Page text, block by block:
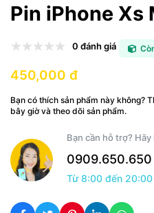
Pin iPhone Xs
0 đánh giá
450,000 đ
Bạn có thích sản phẩm này không?
bây giờ và theo dõi sản phẩm.
Bạn cần hỗ trợ?
0909.650.650
Từ 8:00 đến